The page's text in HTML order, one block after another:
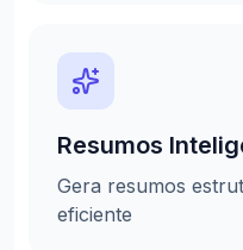
Resumos
Gera resumos
eficiente